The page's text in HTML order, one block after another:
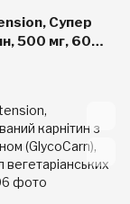
Супер
500 мг, 60
капсул